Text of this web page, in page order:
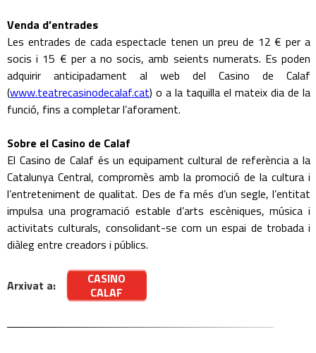
Venda d’entrades
Les entrades de cada espectacle tenen un preu de 12 € per a
socis i 15 € per a no socis, amb seients numerats. Es poden
adquirir anticipadament al web del Casino de Calaf
(www.teatrecasinodecalaf.cat) o a la taquilla el mateix dia de la
funció, fins a completar l’aforament.
Sobre el Casino de Calaf
El Casino de Calaf és un equipament cultural de referència a la
Catalunya Central, compromès amb la promoció de la cultura i
l’entreteniment de qualitat. Des de fa més d’un segle, l’entitat
impulsa una programació estable d’arts escèniques, música i
activitats culturals, consolidant-se com un espai de trobada i
diàleg entre creadors i públics.
Arxivat a:
CASINO
CALAF